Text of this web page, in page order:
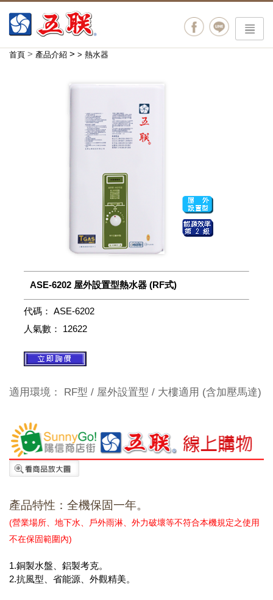
menu
首頁 > 產品介紹 > > 熱水器
ASE-6202 屋外設置型熱水器 (RF式)
代碼： ASE-6202
人氣數： 12622
適用環境： RF型 / 屋外設置型 / 大樓適用 (含加壓馬達)
產品特性： 全機保固一年。
(營業場所、地下水、戶外雨淋、外力破壞等不符合本機規定之使用
不在保固範圍內)
1.銅製水盤、鋁製考克。
2.抗風型、省能源、外觀精美。